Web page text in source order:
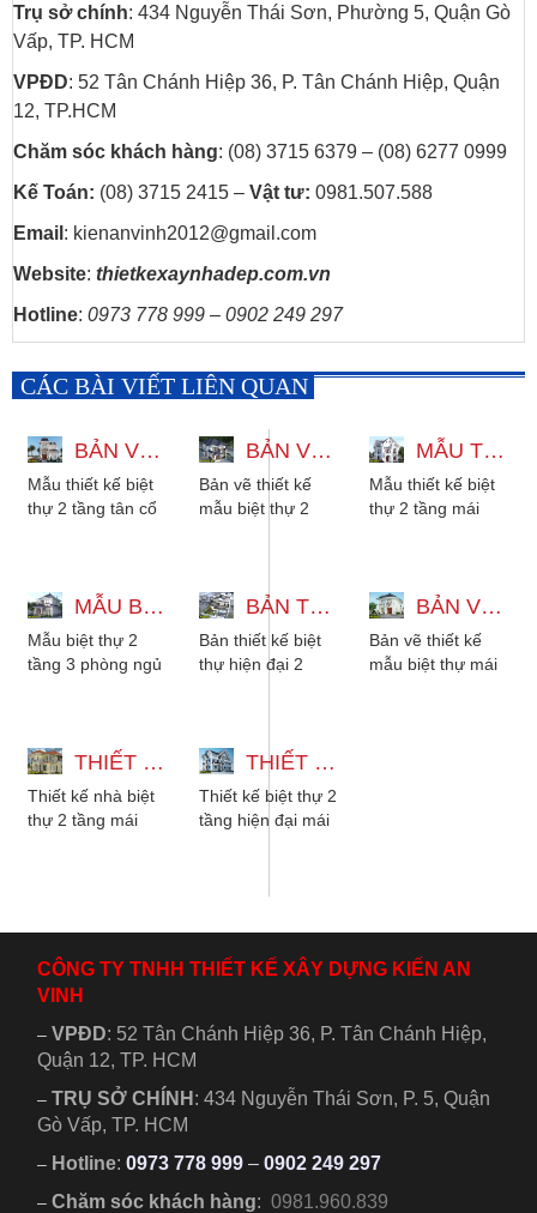
Trụ sở chính: 434 Nguyễn Thái Sơn, Phường 5, Quận Gò
Vấp, TP. HCM
VPĐD: 52 Tân Chánh Hiệp 36, P. Tân Chánh Hiệp, Quận
12, TP.HCM
Chăm sóc khách hàng: (08) 3715 6379 – (08) 6277 0999
Kế Toán: (08) 3715 2415 – Vật tư: 0981.507.588
Email : kienanvinh2012@gmail.com
Website: thietkexaynhadep.com.vn
Hotline: 0973 778 999 – 0902 249 297
CÁC BÀI VIẾT LIÊN QUAN
BẢN VẼ 3D THIẾT KẾ BIỆT THỰ 2 TẦNG TÂN CỔ ĐIỂN 5 PHÒNG NGỦ
Mẫu thiết kế biệt
thự 2 tầng tân cổ
BẢN VẼ THIẾT KẾ MẪU BIỆT THỰ 2 TẦNG MÁI NHẬT HIỆN ĐẠI
Bản vẽ thiết kế
mẫu biệt thự 2
hợp...
MẪU THIẾT KẾ BIỆT THỰ 2 TẦNG MÁI THÁI 3 PHÒNG NGỦ 9X16M
Mẫu thiết kế biệt
thự 2 tầng mái
trúc...
MẪU BIỆT THỰ 2 TẦNG 3 PHÒNG NGỦ KIỂU MÁI NHẬT HIỆN ĐẠI
Mẫu biệt thự 2
tầng 3 phòng ngủ
BẢN THIẾT KẾ BIỆT THỰ HIỆN ĐẠI 2 TẦNG ĐẸP 13X16 CÓ TẦNG THƯỢNG
Bản thiết kế biệt
thự hiện đại 2
thự...
BẢN VẼ THIẾT KẾ MẪU BIỆT THỰ MÁI NHẬT 2 TẦNG ĐẸP TÂN CỔ ĐIỂN
Bản vẽ thiết kế
mẫu biệt thự mái
THIẾT KẾ NHÀ BIỆT THỰ 2 TẦNG MÁI NHẬT CHO GIA ĐÌNH 3 ĐẾN 5 NGƯỜI
Thiết kế nhà biệt
thự 2 tầng mái
THIẾT KẾ BIỆT THỰ 2 TẦNG HIỆN ĐẠI MÁI THÁI 9 PHÒNG NGỦ 10X25M
Thiết kế biệt thự 2
tầng hiện đại mái
CÔNG TY TNHH THIẾT KẾ XÂY DỰNG KIẾN AN
VINH
–VPĐD: 52 Tân Chánh Hiệp 36, P. Tân Chánh Hiệp,
Quận 12, TP. HCM
– TRỤ SỞ CHÍNH :434 Nguyễn Thái Sơn, P. 5, Quận
Gò Vấp, TP. HCM
– Hotline: 0973 778 999 –0902 249 297
– Chăm sóc khách hàng: 0981.960.839